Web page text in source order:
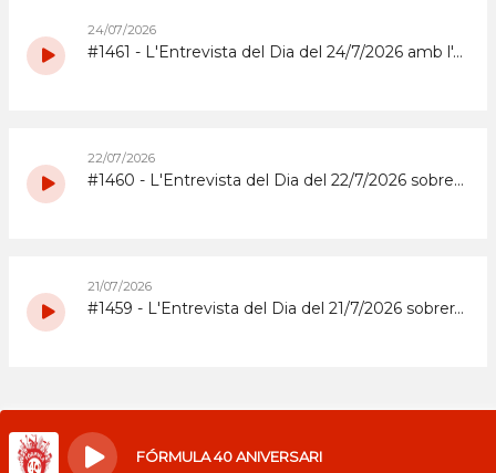
24/07/2026
#1461 - L'Entrevista del Dia del 24/7/2026 amb l'Abrera Gimnàstic Club
22/07/2026
#1460 - L'Entrevista del Dia del 22/7/2026 sobre la Festa Major 2026 del Barri de Sta. Maria i el Suro
21/07/2026
#1459 - L'Entrevista del Dia del 21/7/2026 sobrera la Festa Major 2026 del barri del Rebato d'Abrera
FÓRMULA 40 ANIVERSARI